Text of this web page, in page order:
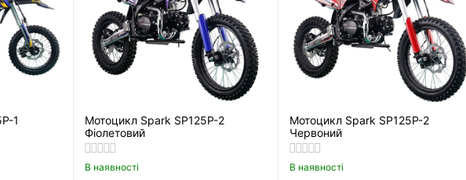
1
Мотоцикл Spark SP125P-2
Фіолетовий
В наявності
Мотоцикл Spark SP125P-2
Червоний
В наявності